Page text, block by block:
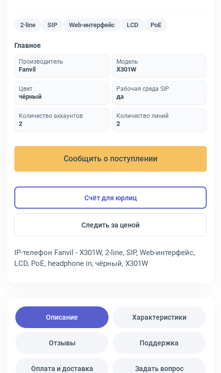
2-line SIP Web-интерфейс LCD PoE
Главное
Производитель
Fanvil
Модель
X301W
Цвет
чёрный
Рабочая среда SIP
да
Количество аккаунтов
2
Количество линий
2
Сообщить о поступлении
Счёт для юрлиц
Следить за ценой
IP-телефон Fanvil - X301W, 2-line, SIP, Web-интерфейс,
LCD, PoE, headphone in, чёрный, X301W
Описание Характеристики
Отзывы Поддержка
Оплата и доставка Задать вопрос